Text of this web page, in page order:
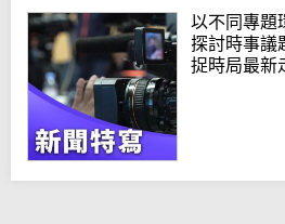
以不同專題
探討時事議
捉時局最新